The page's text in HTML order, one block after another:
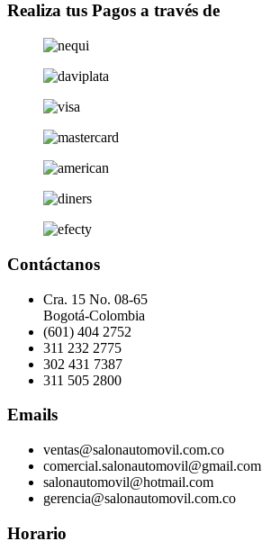
Realiza tus Pagos a través de
Contáctanos
Cra. 15 No. 08-65
Bogotá-Colombia
(601) 404 2752
311 232 2775
302 431 7387
311 505 2800
Emails
ventas@salonautomovil.com.co
comercial.salonautomovil@gmail.com
salonautomovil@hotmail.com
gerencia@salonautomovil.com.co
Horario